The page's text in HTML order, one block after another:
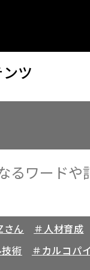
ツ
さん ＃人材育成
術
＃カルコパ